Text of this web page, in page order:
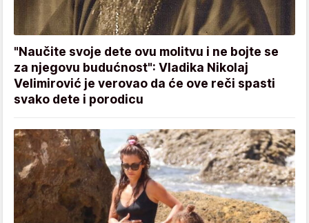
"Naučite svoje dete ovu molitvu i ne bojte se
za njegovu budućnost": Vladika Nikolaj
Velimirović je verovao da će ove reči spasti
svako dete i porodicu